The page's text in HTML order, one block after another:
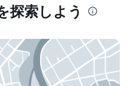
探索しよう